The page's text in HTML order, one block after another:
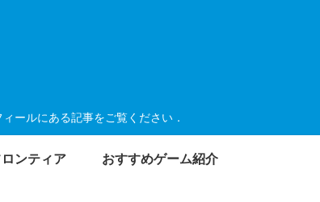
ールにある記事をご覧ください．
ンティア おすすめゲーム紹介